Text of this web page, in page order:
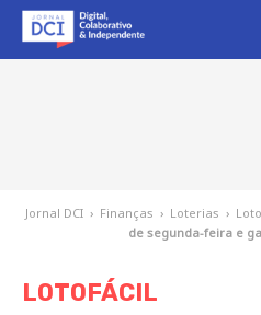
Jornal DCI › Finanças › Loterias ›
de segunda-feira e
LOTOFÁCIL